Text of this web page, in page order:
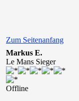
Zum Seitenanfang
Markus E.
Le Mans Sieger
Offline